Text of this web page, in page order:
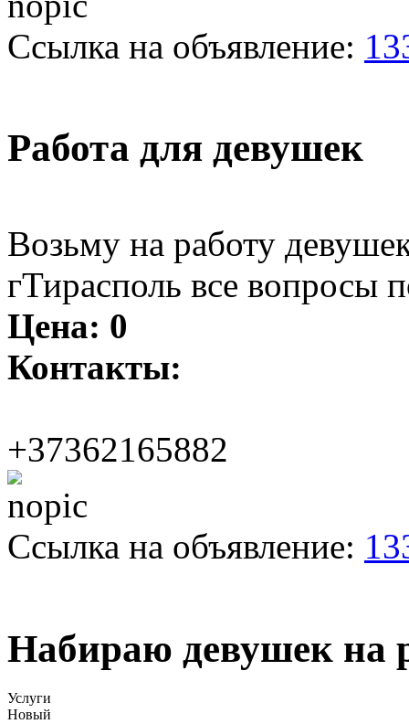
Ссылка на объявление:
Работа для девушек
Возьму на работу
гТирасполь все вопросы
Цена: 0
Контакты:
+37362165882
Ссылка на объявление:
Набираю девушек на
Услуги
Новый